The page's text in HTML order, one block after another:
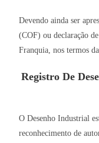
Devendo ainda ser
(COF) ou declaração
Franquia, nos termos
Registro De
O Desenho Industrial
reconhecimento de